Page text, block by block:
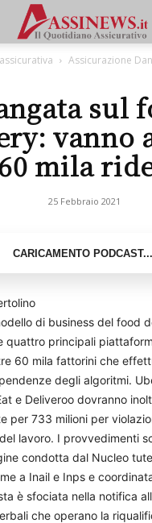
Assicurazione
sul
vanno
mila
25 Febbraio 2021
di business del food
quattro principali
60 mila fattorini che
degli algoritmi.
e Deliveroo dovranno
per 733 milioni per
lavoro. I provvedimenti
condotta dal Nucleo
a Inail e Inps e
è sfociata nella notifica
che operano la